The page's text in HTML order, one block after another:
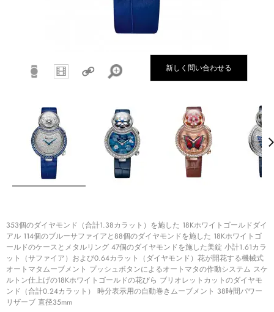
新しく問い合わせる
353個のダイヤモンド（合計1.38カラット）を施した 18Kホワイトゴールドダイ
アル 114個のブルーサファイアと88個のダイヤモンドを施した 18Kホワイトゴ
ールドのケースとメタルリング 47個のダイヤモンドを施した美錠 小計1.61カラ
ット（サファイア）および0.64カラット（ダイヤモンド）花が開花する機械式
オートマタムーブメント プッシュボタンによるオートマタの作動システム スケ
ルトン仕上げの18Kホワイトゴールドの花びら ブリオレットカットのダイヤモ
ンド（合計0.24カラット） 時分表示用の自動巻きムーブメント 38時間パワー
リザーブ 直径35mm